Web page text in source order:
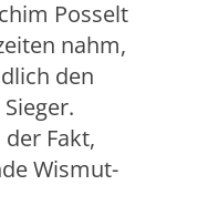
Posselt
nahm,
den
Fakt,
Wismut-